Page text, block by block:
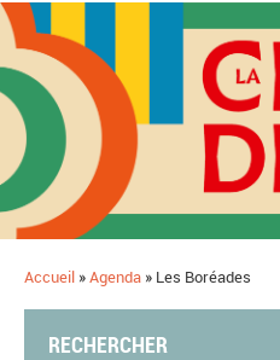
Accueil »Agenda » Les Boréades
RECHERCHER